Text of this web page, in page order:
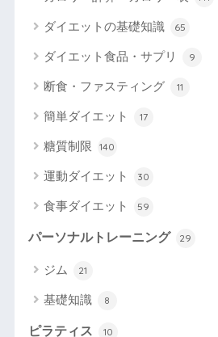
ダイエットの基礎知識 65
ダイエット食品・サプリ 9
断食・ファスティング 11
簡単ダイエット 17
糖質制限 140
運動ダイエット 30
食事ダイエット 59
パーソナルトレーニング 29
ジム 21
基礎知識 8
ピラティス 10